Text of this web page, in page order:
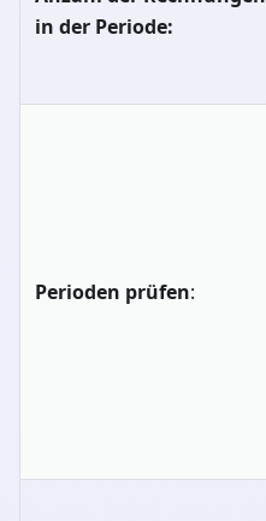
in der Periode:
Perioden prüfen: